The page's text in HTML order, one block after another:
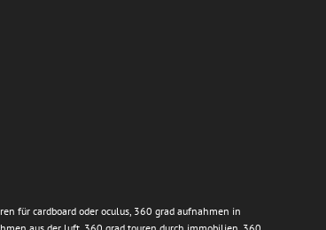
für cardboard oder oculus, 360 grad aufnahmen in